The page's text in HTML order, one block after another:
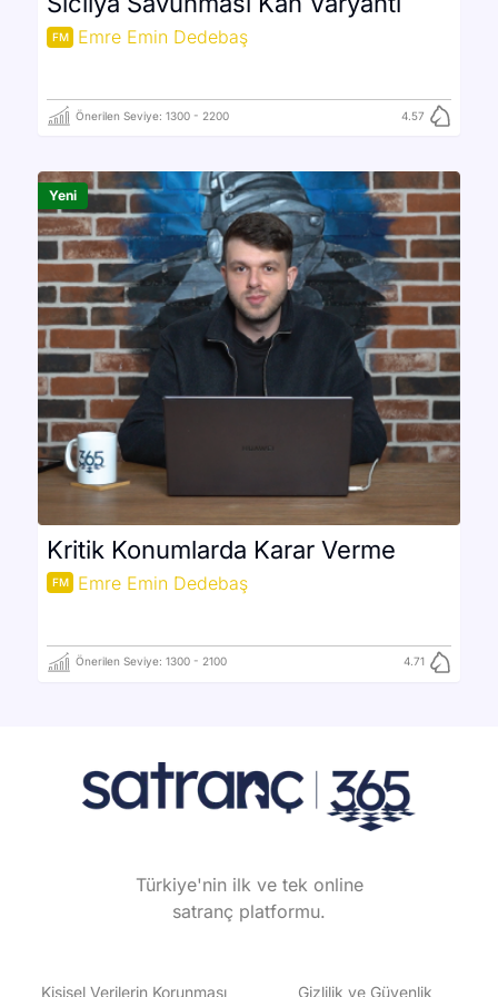
FM Emre Emin Dedebaş
Önerilen Seviye: 1300 - 2200 4.57
Kritik Konumlarda Karar Verme
FM Emre Emin Dedebaş
Önerilen Seviye: 1300 - 2100 4.71
Yeni
Türkiye'nin ilk ve tek online
satranç platformu.
Kişisel Verilerin Korunması Gizlilik ve Güvenlik